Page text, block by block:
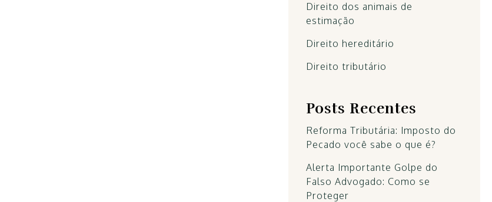
Direito dos animais de
estimação
Direito hereditário
Direito tributário
Posts Recentes
Reforma Tributária: Imposto do
Pecado você sabe o que é?
Alerta Importante Golpe do
Falso Advogado: Como se
Proteger